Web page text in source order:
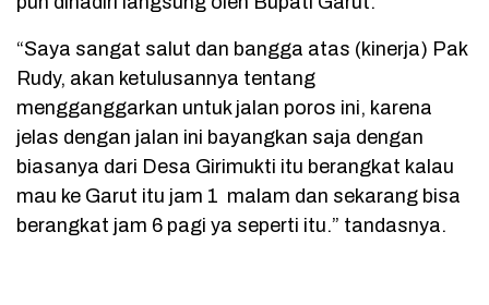
“Saya sangat salut dan bangga atas (kinerja) Pak
Rudy, akan ketulusannya tentang
mengganggarkan untuk jalan poros ini, karena
jelas dengan jalan ini bayangkan saja dengan
biasanya dari Desa Girimukti itu berangkat kalau
mau ke Garut itu jam 1 malam dan sekarang bisa
berangkat jam 6 pagi ya seperti itu.” tandasnya.